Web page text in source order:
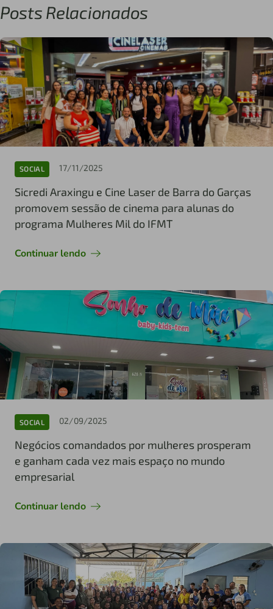
Posts Relacionados
SOCIAL 17/11/2025
Sicredi Araxingu e Cine Laser de Barra do Garças
promovem sessão de cinema para alunas do
programa Mulheres Mil do IFMT
Continuar lendo
SOCIAL 02/09/2025
Negócios comandados por mulheres prosperam
e ganham cada vez mais espaço no mundo
empresarial
Continuar lendo